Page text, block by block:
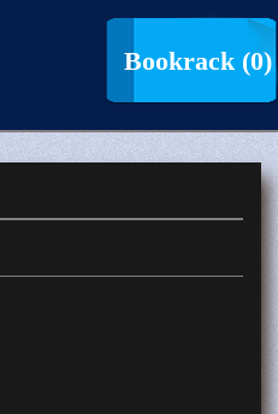
Bookrack (0)